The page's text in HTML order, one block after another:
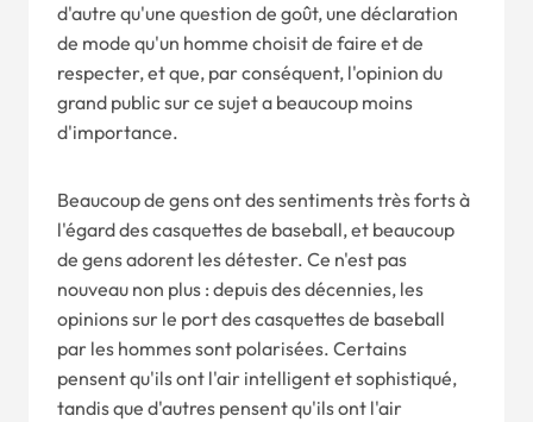
d'autre qu'une question de goût, une déclaration
de mode qu'un homme choisit de faire et de
respecter, et que, par conséquent, l'opinion du
grand public sur ce sujet a beaucoup moins
d'importance.
Beaucoup de gens ont des sentiments très forts à
l'égard des casquettes de baseball, et beaucoup
de gens adorent les détester. Ce n'est pas
nouveau non plus : depuis des décennies, les
opinions sur le port des casquettes de baseball
par les hommes sont polarisées. Certains
pensent qu'ils ont l'air intelligent et sophistiqué,
tandis que d'autres pensent qu'ils ont l'air